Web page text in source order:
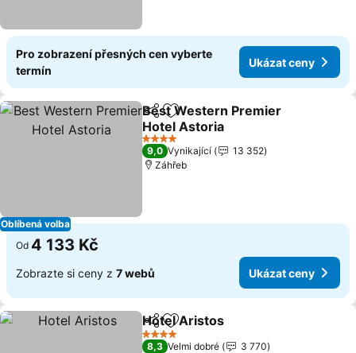
Pro zobrazení přesných cen vyberte
termín
Ukázat ceny
Oblíbená volba
SdíletPřidat na seznam oblíbených
Best Western Premier
Hotel Astoria
Ukázat ceny
4 Počet hvězdiček
9,0 Vynikající
13 352
Záhřeb
Od 4 133 Kč
Zobrazte si ceny z 7 webů Ukázat ceny
SdíletPřidat na seznam oblíbených
Hotel Aristos
4 Počet hvězdiček
8,3 Velmi dobré
3 770